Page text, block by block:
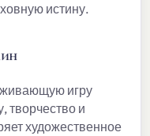
истину.
игру
творчество и
художественное